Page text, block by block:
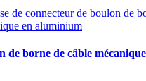
de borne de câble